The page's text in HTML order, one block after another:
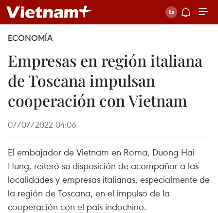
ECONOMÍA
Empresas en región italiana
de Toscana impulsan
cooperación con Vietnam
07/07/2022 04:06
El embajador de Vietnam en Roma, Duong Hai
Hung, reiteró su disposición de acompañar a las
localidades y empresas italianas, especialmente de
la región de Toscana, en el impulso de la
cooperación con el país indochino.